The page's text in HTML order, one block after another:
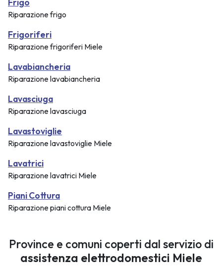
Frigo
Riparazione frigo
Frigoriferi
Riparazione frigoriferi Miele
Lavabiancheria
Riparazione lavabiancheria
Lavasciuga
Riparazione lavasciuga
Lavastoviglie
Riparazione lavastoviglie Miele
Lavatrici
Riparazione lavatrici Miele
Piani Cottura
Riparazione piani cottura Miele
Province e comuni coperti dal servizio di
assistenza elettrodomestici Miele